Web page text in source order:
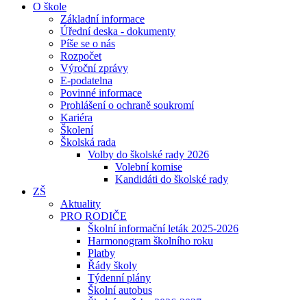
O škole
Základní informace
Úřední deska - dokumenty
Píše se o nás
Rozpočet
Výroční zprávy
E-podatelna
Povinné informace
Prohlášení o ochraně soukromí
Kariéra
Školení
Školská rada
Volby do školské rady 2026
Volební komise
Kandidáti do školské rady
ZŠ
Aktuality
PRO RODIČE
Školní informační leták 2025-2026
Harmonogram školního roku
Platby
Řády školy
Týdenní plány
Školní autobus